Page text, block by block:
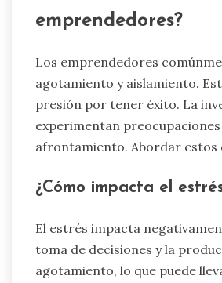
emprendedores?
Los emprendedores
agotamiento y aislamiento.
presión por tener éxito. La
experimentan
afrontamiento. Abordar estos
¿Cómo impacta el
El estrés impacta
toma de decisiones y la
agotamiento, lo que puede